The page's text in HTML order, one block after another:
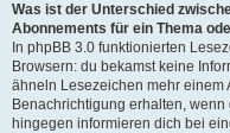
Was ist der Unterschied
Abonnements für ein Thema
In phpBB 3.0 funktionierten
Browsern: du bekamst keine
ähneln Lesezeichen mehr einem
Benachrichtigung erhalten,
hingegen informieren dich bei